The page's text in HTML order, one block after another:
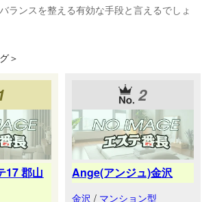
ランスを整える有効な手段と言えるでしょ
＞
17 郡山
2
Ange(アンジュ)金沢
金沢 / マンション型